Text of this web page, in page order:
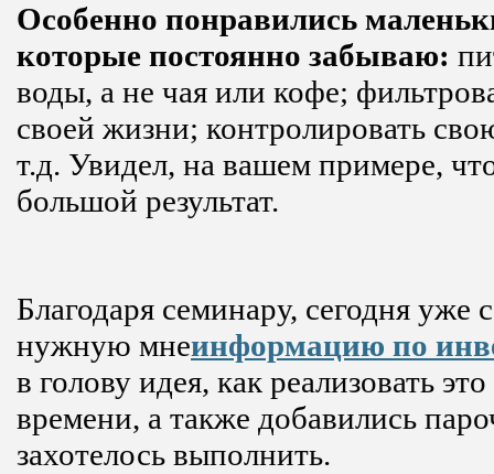
Особенно понравились
которые постоянно забываю:
воды, а не чая или кофе;
своей жизни; контролировать
т.д. Увидел, на вашем примере,
большой результат.
Благодаря семинару, сегодня уже
нужную мнеинформацию по
в голову идея, как реализовать
времени, а также добавились
захотелось выполнить.